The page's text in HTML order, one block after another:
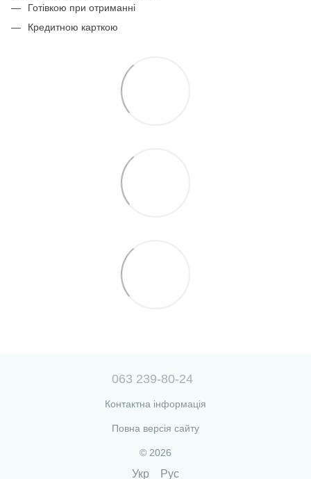
Готівкою при отриманні
Кредитною карткою
063 239-80-24
Контактна інформація
Повна версія сайту
© 2026
Укр Рус